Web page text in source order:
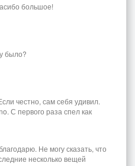
большое!
было?
честно, сам себя удивил.
С первого раза спел как
Не могу сказать, что
несколько вещей